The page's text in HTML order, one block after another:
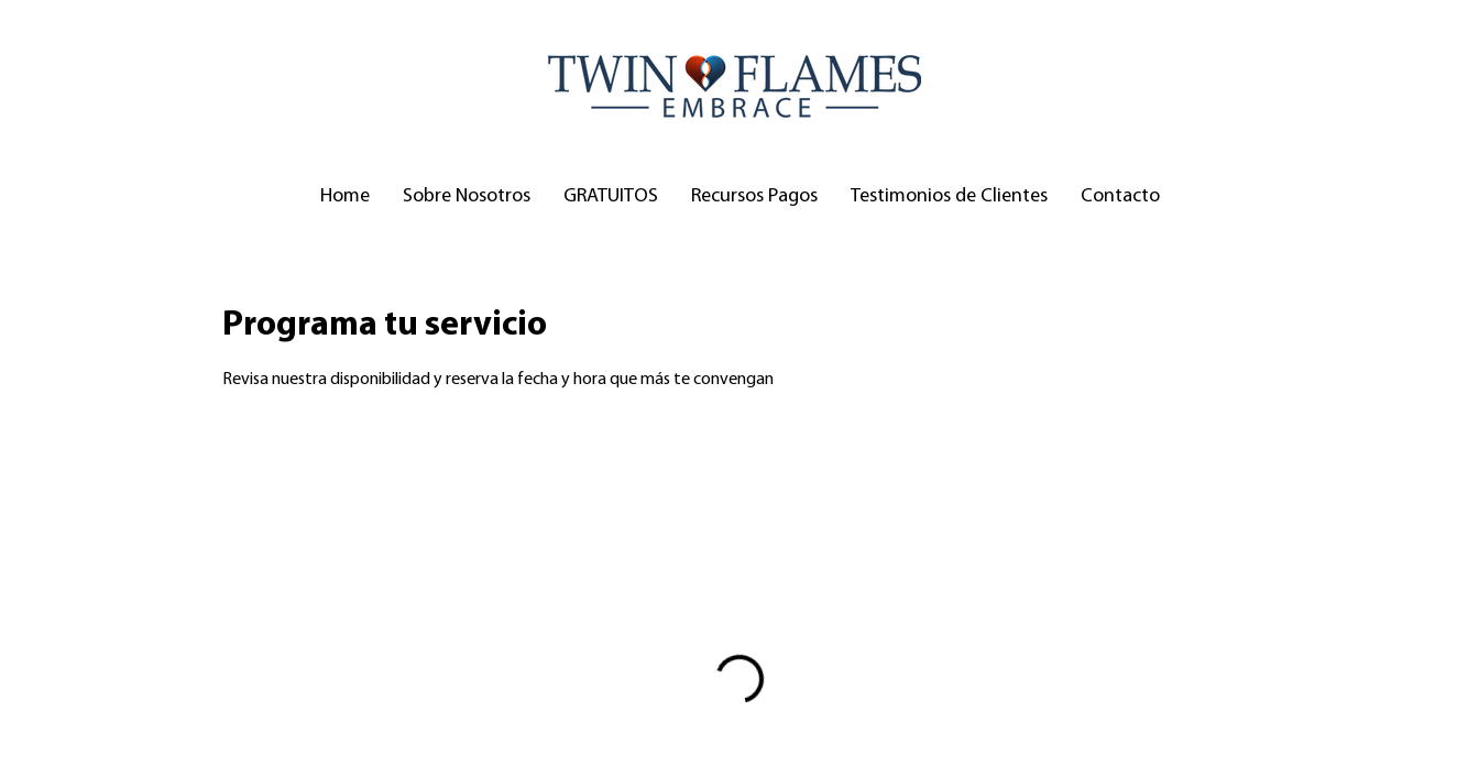
Home Sobre Nosotros GRATUITOS Recursos Pagos Testimonios de Clientes Contacto
Programa tu servicio
Revisa nuestra disponibilidad y reserva la fecha y hora que más te convengan